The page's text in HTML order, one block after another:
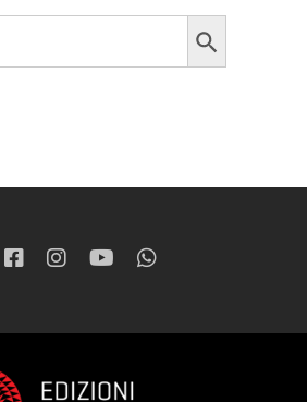
Search Button